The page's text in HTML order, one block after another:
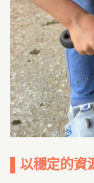
▌以穩定的